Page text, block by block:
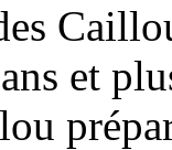
ans et